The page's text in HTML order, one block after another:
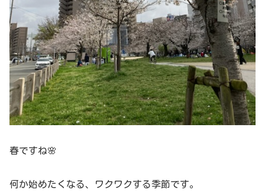
春ですね🌸
何か始めたくなる、ワクワクする季節です。